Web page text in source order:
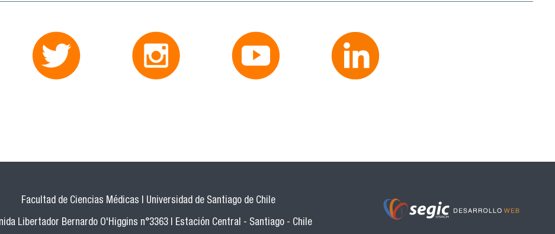
Facultad de Ciencias Médicas | Universidad de Santiago de Chile
Libertador Bernardo O'Higgins n°3363 | Estación Central - Santiago - Chile